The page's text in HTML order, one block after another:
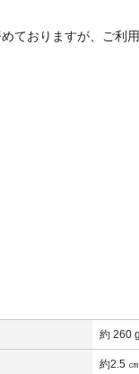
ておりますが、ご利
約 260 g
約2.5 ㎝